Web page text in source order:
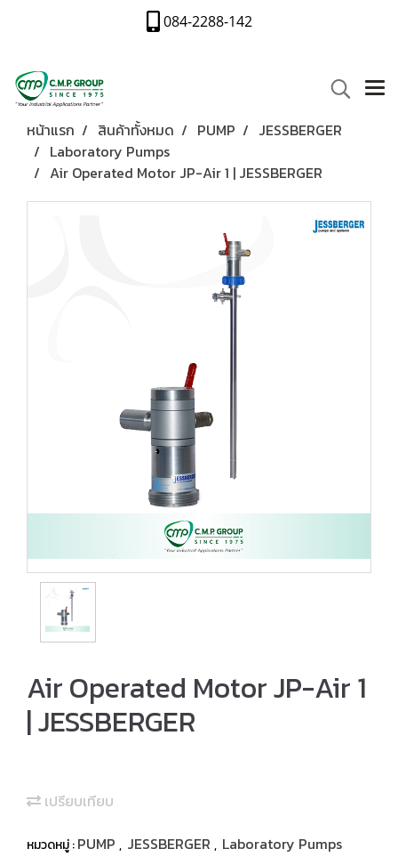
084-2288-142
หน้าแรก สินค้าทั้งหมด PUMP
JESSBERGER
Laboratory Pumps
Air Operated Motor JP-Air 1 | JESSBERGER
Air Operated Motor JP-Air 1
| JESSBERGER
เปรียบเทียบ
หมวดหมู่ :PUMP , JESSBERGER , Laboratory Pumps